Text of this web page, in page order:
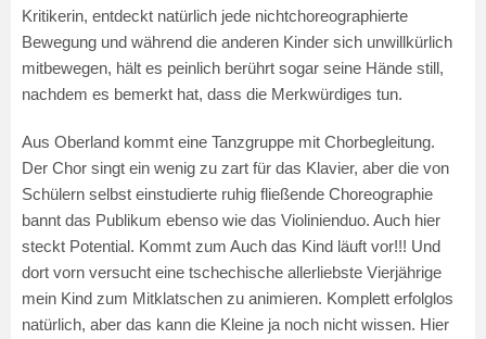
Kritikerin, entdeckt natürlich jede nichtchoreographierte
Bewegung und während die anderen Kinder sich unwillkürlich
mitbewegen, hält es peinlich berührt sogar seine Hände still,
nachdem es bemerkt hat, dass die Merkwürdiges tun.
Aus Oberland kommt eine Tanzgruppe mit Chorbegleitung.
Der Chor singt ein wenig zu zart für das Klavier, aber die von
Schülern selbst einstudierte ruhig fließende Choreographie
bannt das Publikum ebenso wie das Violinienduo. Auch hier
steckt Potential. Kommt zum Auch das Kind läuft vor!!! Und
dort vorn versucht eine tschechische allerliebste Vierjährige
mein Kind zum Mitklatschen zu animieren. Komplett erfolglos
natürlich, aber das kann die Kleine ja noch nicht wissen. Hier